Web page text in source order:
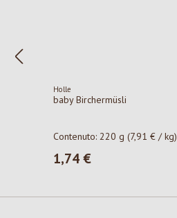
Holle
baby Birchermüsli
Contenuto:220 g(7,91 € / kg)
Prezzo normale:
1,74 €